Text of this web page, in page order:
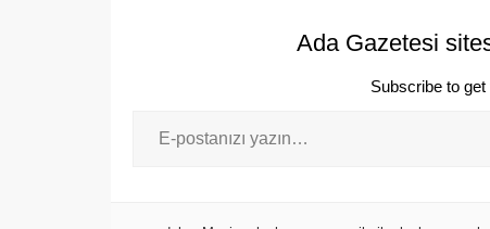
Ada Gazetesi
Subscribe to